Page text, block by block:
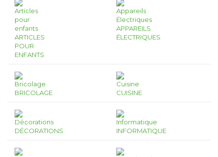
ARTICLES
POUR
ENFANTS
APPAREILS
ÉLECTRIQUES
BRICOLAGE CUISINE
DÉCORATIONS INFORMATIQUE